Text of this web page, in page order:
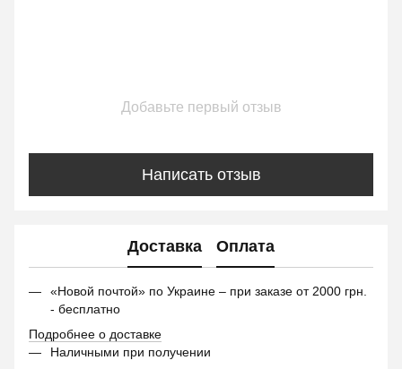
Добавьте первый отзыв
Написать отзыв
Доставка Оплата
«Новой почтой» по Украине – при заказе от 2000 грн.
- бесплатно
Подробнее о доставке
Наличными при получении